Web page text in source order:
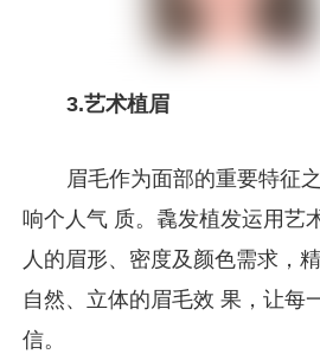
3.艺术植眉
眉毛作为面部的重要特征
响个人气 质。毳发植发运用艺
人的眉形、密度及颜色需求，
自然、立体的眉毛效 果，让每
信。